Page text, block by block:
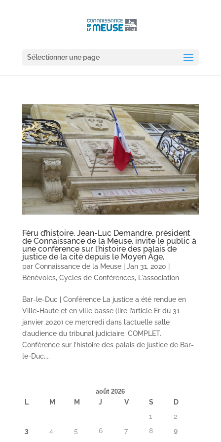
Sélectionner une page
Féru d’histoire, Jean-Luc Demandre, président
de Connaissance de la Meuse, invite le public à
une conférence sur l’histoire des palais de
justice de la cité depuis le Moyen Âge,
par Connaissance de la Meuse| Jan 31, 2020
Bénévoles, Cycles de Conférences, L'association
Bar-le-Duc | Conférence La justice a été rendue en
Ville-Haute et en ville basse (lire l’article Er du 31
janvier 2020) ce mercredi dans l’actuelle salle
d’audience du tribunal judiciaire. COMPLET.
Conférence sur l’histoire des palais de justice de Bar-
le-Duc,...
août 2026
L M M J V S
D
1
2
3
4 5 6 7 8
9